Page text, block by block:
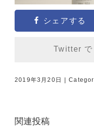
シェアする
Twitter で
2019年3月20日 |
関連投稿